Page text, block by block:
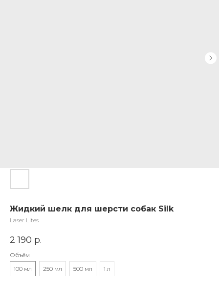
Жидкий шелк для шерсти собак Silk
Laser Lites
2 190 р.
Объём
100 мл
250 мл 500 мл 1 л